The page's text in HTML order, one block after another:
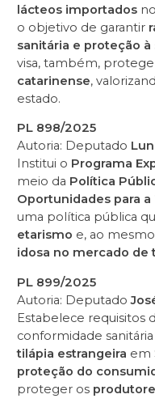
lácteos importados
o objetivo de garantir
sanitária e proteção
visa, também,
catarinense,
estado.
PL 898/2025
Autoria: Deputado
Institui o Programa
meio da Política
Oportunidades para a
uma política pública
etarismo e, ao
idosa no mercado de
PL 899/2025
Autoria: Deputado
Estabelece requisitos
conformidade
tilápia estrangeira em
proteção do
proteger os